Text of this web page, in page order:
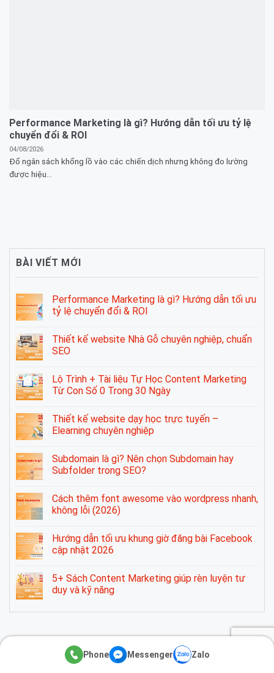
Performance Marketing là gì? Hướng dẫn tối ưu tỷ lệ
chuyển đổi & ROI
04/08/2026
Đổ ngân sách khổng lồ vào các chiến dịch nhưng không đo lường
được hiệu...
BÀI VIẾT MỚI
Performance Marketing là gì? Hướng dẫn tối ưu
tỷ lệ chuyển đổi & ROI
Thiết kế website Nhà Gỗ chuyên nghiệp, chuẩn
SEO
Lộ Trình + Tài liệu Tự Học Content Marketing
Từ Con Số 0 Trong 30 Ngày
Thiết kế website dạy học trực tuyến –
Elearning chuyên nghiệp
Subdomain là gì? Nên chọn Subdomain hay
Subfolder trong SEO?
Cách thêm font awesome vào wordpress nhanh,
không lỗi (2026)
Hướng dẫn tối ưu khung giờ đăng bài Facebook
cập nhật 2026
5+ Sách Content Marketing giúp rèn luyện tư
duy và kỹ năng
Phone Messenger Zalo